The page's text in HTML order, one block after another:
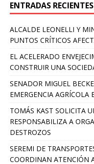
ENTRADAS RECIENTES
ALCALDE LEONELLI Y
PUNTOS CRÍTICOS
EL ACELERADO
CONSTRUIR UNA
SENADOR MIGUEL
EMERGENCIA AGRÍCOLA
TOMÁS KAST SOLICITA
RESPONSABILIZA A
DESTROZOS
SEREMI DE
COORDINAN ATENCIÓN